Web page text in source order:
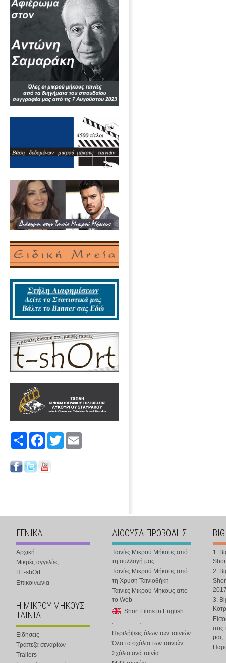
Share FacebookTwitter
ΓΕΝΙΚΑ
Αρχική
Μικρές αγγελίες
Η t-shOrt
Επικοινωνία
Η ΜΙΚΡΟΥ ΜΗΚΟΥΣ
ΤΑΙΝΙΑ
Ειδήσεις
Τράπεζα σεναρίων
Trailers
ΑΙΘΟΥΣΑ ΠΡΟΒΟΛΗΣ
Ταινίες Μικρού Μήκους από
τη συλλογή μας
Ταινίες Μικρού Μήκους από
τη Χρυσή Ταινιοθήκη
Ταινίες Μικρού Μήκους από
το Web
Short Films in English
Περιλήψεις όλων των ταινιών
Όλα τα σχόλια των ταινιών
Σχόλια ανά ταινία
1.
2.
3.
στις
μας